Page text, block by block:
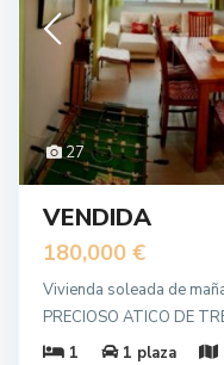
27
VENDIDA
180,000 €
Vivienda soleada de
PRECIOSO ATICO DE
1
1 plaza